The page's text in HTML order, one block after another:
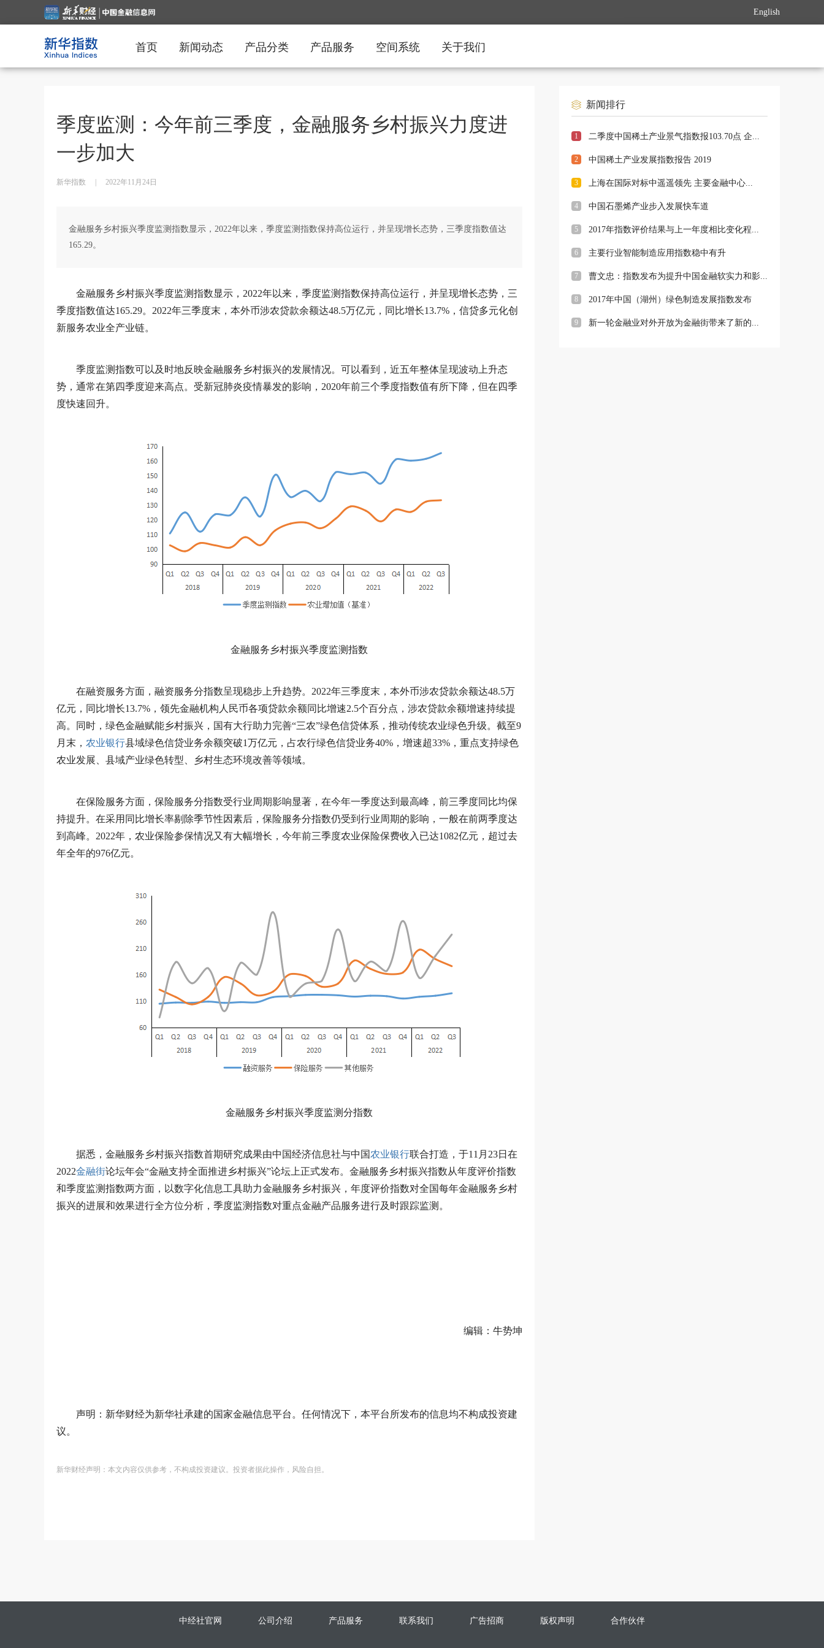
English
首页 新闻动态 产品分类 产品服务 空间系统 关于我们
季度监测：今年前三季度，金融服务乡村振兴力度进
一步加大
新华指数 2022年11月24日
金融服务乡村振兴季度监测指数显示，2022年以来，季度监测指数保持高位运行，并呈现增长态势，三季度指数值达
165.29。
金融服务乡村振兴季度监测指数显示，2022年以来，季度监测指数保持高位运行，并呈现增长态势，三
季度指数值达165.29。2022年三季度末，本外币涉农贷款余额达48.5万亿元，同比增长13.7%，信贷多元化创
新服务农业全产业链。
季度监测指数可以及时地反映金融服务乡村振兴的发展情况。可以看到，近五年整体呈现波动上升态
势，通常在第四季度迎来高点。受新冠肺炎疫情暴发的影响，2020年前三个季度指数值有所下降，但在四季
度快速回升。
金融服务乡村振兴季度监测指数
在融资服务方面，融资服务分指数呈现稳步上升趋势。2022年三季度末，本外币涉农贷款余额达48.5万
亿元，同比增长13.7%，领先金融机构人民币各项贷款余额同比增速2.5个百分点，涉农贷款余额增速持续提
高。同时，绿色金融赋能乡村振兴，国有大行助力完善“三农”绿色信贷体系，推动传统农业绿色升级。截至9
月末， 农业银行县域绿色信贷业务余额突破1万亿元，占农行绿色信贷业务40%，增速超33%，重点支持绿色
农业发展、县域产业绿色转型、乡村生态环境改善等领域。
在保险服务方面，保险服务分指数受行业周期影响显著，在今年一季度达到最高峰，前三季度同比均保
持提升。在采用同比增长率剔除季节性因素后，保险服务分指数仍受到行业周期的影响，一般在前两季度达
到高峰。2022年，农业保险参保情况又有大幅增长，今年前三季度农业保险保费收入已达1082亿元，超过去
年全年的976亿元。
金融服务乡村振兴季度监测分指数
据悉，金融服务乡村振兴指数首期研究成果由中国经济信息社与中国农业银行联合打造，于11月23日在
2022金融街论坛年会“金融支持全面推进乡村振兴”论坛上正式发布。金融服务乡村振兴指数从年度评价指数
和季度监测指数两方面，以数字化信息工具助力金融服务乡村振兴，年度评价指数对全国每年金融服务乡村
振兴的进展和效果进行全方位分析，季度监测指数对重点金融产品服务进行及时跟踪监测。
编辑：牛势坤
声明：新华财经为新华社承建的国家金融信息平台。任何情况下，本平台所发布的信息均不构成投资建
议。
新华财经声明：本文内容仅供参考，不构成投资建议。投资者据此操作，风险自担。
新闻排行
1 二季度中国稀土产业景气指数报103.70点 企...
2 中国稀土产业发展指数报告 2019
3 上海在国际对标中遥遥领先 主要金融中心...
4 中国石墨烯产业步入发展快车道
5 2017年指数评价结果与上一年度相比变化程...
6 主要行业智能制造应用指数稳中有升
7 曹文忠：指数发布为提升中国金融软实力和影...
8 2017年中国（湖州）绿色制造发展指数发布
9 新一轮金融业对外开放为金融街带来了新的...
中经社官网 公司介绍 产品服务 联系我们 广告招商 版权声明 合作伙伴